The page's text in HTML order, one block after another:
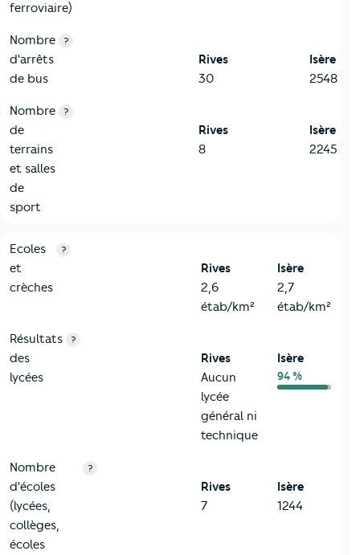
ferroviaire)
Nombre
d'arrêts
de bus
?
Rives
30
Isère
2548
Nombre
de
terrains
et salles
de
sport
?
Rives
8
Isère
2245
4-Education
Critères
Ecoles
et
crèches
?
Rives
2,6
étab/km²
Isère
2,7
étab/km²
Résultats
des
lycées
?
Rives
Aucun
lycée
général ni
technique
Isère
94 %
Nombre
d'écoles
(lycées,
collèges,
écoles
?
Rives
7
Isère
1244